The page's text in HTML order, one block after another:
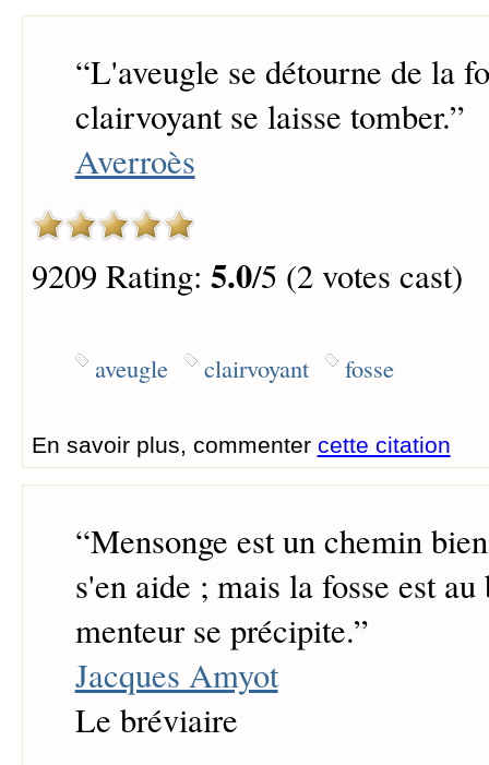
“L'aveugle se détourne de la
clairvoyant se laisse tomber.”
Averroès
9209 Rating: 5.0/5 (2 votes cast)
aveugle clairvoyant fosse
En savoir plus, commenter cette citation
“Mensonge est un chemin
s'en aide ; mais la fosse est
menteur se précipite.”
Jacques Amyot
Le bréviaire